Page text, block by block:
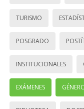
TURISMO
POSGRADO
INSTITUCIONALES
EXÁMENES